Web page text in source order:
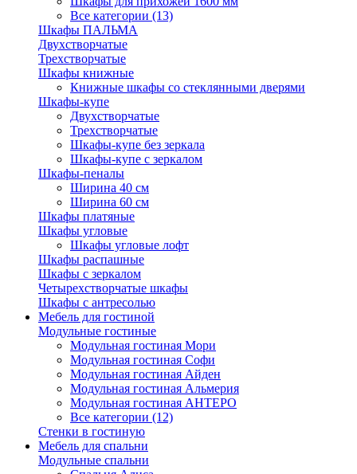
Все категории (13)
Шкафы ПАЛЬМА
Двухстворчатые
Трехстворчатые
Шкафы книжные
Книжные шкафы со стеклянными дверями
Шкафы-купе
Двухстворчатые
Трехстворчатые
Шкафы-купе без зеркала
Шкафы-купе с зеркалом
Шкафы-пеналы
Ширина 40 см
Ширина 60 см
Шкафы платяные
Шкафы угловые
Шкафы угловые лофт
Шкафы распашные
Шкафы с зеркалом
Четырехстворчатые шкафы
Шкафы с антресолью
Мебель для гостиной
Модульные гостиные
Модульная гостиная Мори
Модульная гостиная Софи
Модульная гостиная Айден
Модульная гостиная Альмерия
Модульная гостиная АНТЕРО
Все категории (12)
Стенки в гостиную
Мебель для спальни
Модульные спальни